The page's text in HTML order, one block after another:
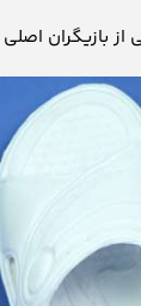
از بازیگران